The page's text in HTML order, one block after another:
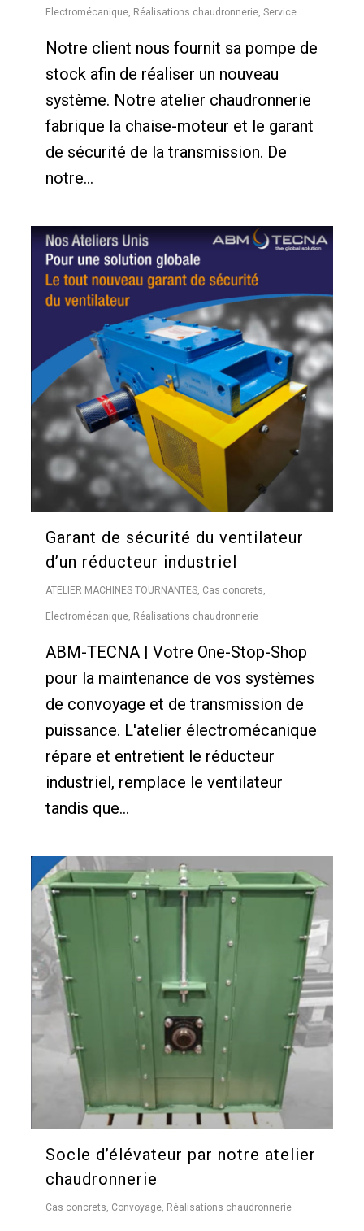
Electromécanique, Réalisations chaudronnerie,Service
Notre client nous fournit sa pompe de
stock afin de réaliser un nouveau
système. Notre atelier chaudronnerie
fabrique la chaise-moteur et le garant
de sécurité de la transmission. De
notre...
Garant de sécurité du ventilateur
d’un réducteur industriel
ATELIER MACHINES TOURNANTES Cas concrets
Electromécanique Réalisations chaudronnerie
ABM-TECNA | Votre One-Stop-Shop
pour la maintenance de vos systèmes
de convoyage et de transmission de
puissance. L'atelier électromécanique
répare et entretient le réducteur
industriel, remplace le ventilateur
tandis que...
Socle d’élévateur par notre atelier
chaudronnerie
Cas concrets, Convoyage, Réalisations chaudronnerie